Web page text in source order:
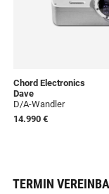
Chord Electronics
Dave
D/A-Wandler
14.990 €
TERMIN